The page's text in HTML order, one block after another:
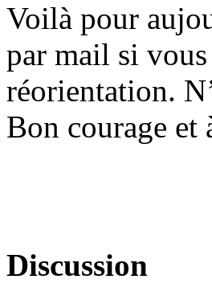
Voilà pour
par mail si
réorientation.
Bon courage et
Discussion